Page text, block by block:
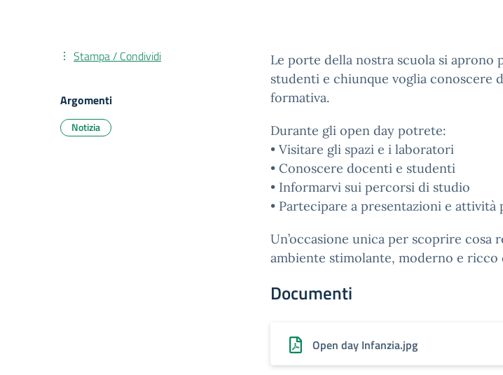
Le porte della nostra scuola si aprono
studenti e chiunque voglia conoscere
formativa.
Durante gli open day potrete:
• Visitare gli spazi e i laboratori
• Conoscere docenti e studenti
• Informarvi sui percorsi di studio
• Partecipare a presentazioni e attività
Un’occasione unica per scoprire
ambiente stimolante, moderno e
Documenti
Open day Infanzia.jpg
Stampa / Condividi
Argomenti
Notizia